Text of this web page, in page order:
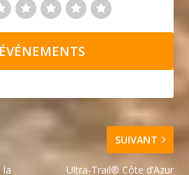
la
SUIVANT
Ultra-Trail® Côte d’Azur